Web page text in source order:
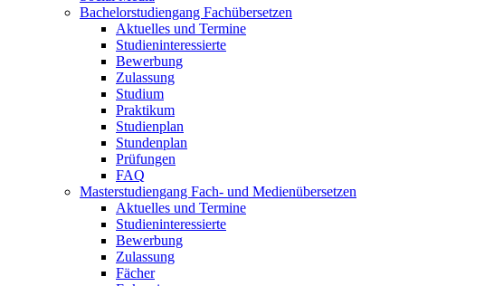
Bachelorstudiengang Fachübersetzen
Aktuelles und Termine
Studieninteressierte
Bewerbung
Zulassung
Studium
Praktikum
Studienplan
Stundenplan
Prüfungen
FAQ
Masterstudiengang Fach- und Medienübersetzen
Aktuelles und Termine
Studieninteressierte
Bewerbung
Zulassung
Fächer